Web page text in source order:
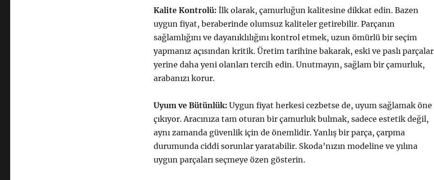
Kalite Kontrolü: İlk olarak, çamurluğun kalitesine dikkat edin. Bazen
uygun fiyat, beraberinde olumsuz kaliteler getirebilir. Parçanın
sağlamlığını ve dayanıklılığını kontrol etmek, uzun ömürlü bir seçim
yapmanız açısından kritik. Üretim tarihine bakarak, eski ve paslı parçalar
yerine daha yeni olanları tercih edin. Unutmayın, sağlam bir çamurluk,
arabanızı korur.
Uyum ve Bütünlük: Uygun fiyat herkesi cezbetse de, uyum sağlamak öne
çıkıyor. Aracınıza tam oturan bir çamurluk bulmak, sadece estetik değil,
aynı zamanda güvenlik için de önemlidir. Yanlış bir parça, çarpma
durumunda ciddi sorunlar yaratabilir. Skoda’nızın modeline ve yılına
uygun parçaları seçmeye özen gösterin.